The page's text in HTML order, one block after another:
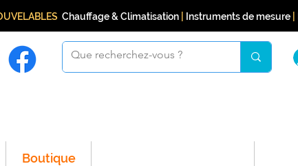
Chauffage & Climatisation Instruments de mesure
Boutique